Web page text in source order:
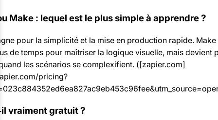
Make : lequel est le plus simple à apprendre ?
pour la simplicité et la mise en production rapide. Make
de temps pour maîtriser la logique visuelle, mais devient
les scénarios se complexifient. ([zapier.com]
pricing?
vraiment gratuit ?